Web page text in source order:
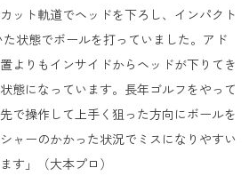
ット軌道でヘッドを下ろし、インパクト
状態でボールを打っていました。アド
よりもインサイドからヘッドが下りてき
態になっています。長年ゴルフをやって
で操作して上手く狙った方向にボールを
ャーのかかった状況でミスになりやすい
す」（大本プロ）